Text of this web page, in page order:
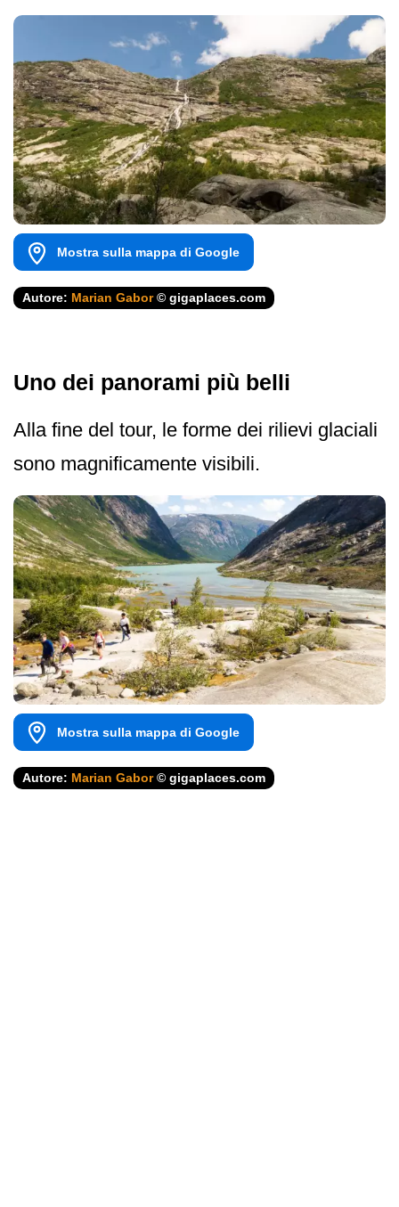
Mostra sulla mappa di Google
Autore: Marian Gabor© gigaplaces.com
Uno dei panorami più belli
Alla fine del tour, le forme dei rilievi glaciali
sono magnificamente visibili.
Mostra sulla mappa di Google
Autore: Marian Gabor© gigaplaces.com